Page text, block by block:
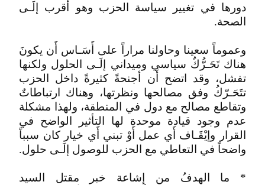
دورها في تغيير سياسة الحزب وهو أقرب إلَـى
الصحة.
وعموماً سعينا وحاولنا مراراً على أَسَـاس أَن يكونَ
هناك تَحَـرُّكٌ سياسي وميداني إلَـى الحلول ولكنها
تفشل، وقد اتضح أَن أجنحةً كثيرةً داخل الحزب
تتَحَـرّكُ وفق مصالحها ونظرتها، وهناك ارتباطاتٌ
وتقاطع مصالح مع دول في المنطقة، ولهذا مشكلة
عدم وجود قيادة موحدة لها التأثير الواضح في
القرار وإيْقَـاف أَي عمل أَوْ تبني أَي خيار كان سبباً
واضحاً في التعاطي مع الحزب للوصول إلَـى حلول.
* ما الهدفُ من إشاعة خبر مقتل السيد